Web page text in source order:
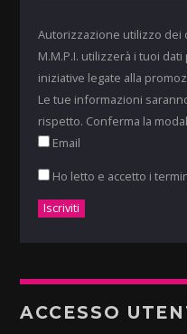
Autorizzazione utilizzo dei
M.M.P.I. utilizzerà i tuoi
iniziative legate alla
Le tue informazioni
rispetto. Conferma la
Email
Ho letto e accetto i
ACCESSO